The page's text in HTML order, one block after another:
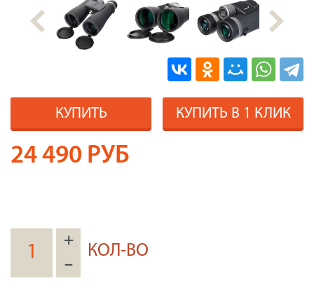
КУПИТЬ КУПИТЬ В 1 КЛИК
24 490 РУБ
+
–
КОЛ-ВО